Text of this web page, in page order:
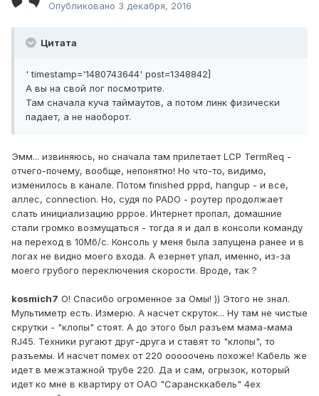
Опубликовано 3 декабря, 2016
Цитата
' timestamp='1480743644' post=1348842]
А вы на свой лог посмотрите.
Там сначала куча таймаутов, а потом линк физически
падает, а не наоборот.
Эмм... извиняюсь, но сначала там прилетает LCP TermReq -
отчего-почему, вообще, непонятно! Но что-то, видимо,
изменилось в канале. Потом finished pppd, hangup - и все,
аллес, connection. Но, судя по PADO - роутер продолжает
слать инициализацию pppoe. Интернет пропал, домашние
стали громко возмущаться - тогда я и дал в консоли команду
на переход в 10Мб/с. Консоль у меня была запущена ранее и в
логах не видно моего входа. А езернет упал, именно, из-за
моего грубого переключения скорости. Вроде, так ?
kosmich7 О! Спасибо огроменное за Омы! )) Этого не знал.
Мультиметр есть. Измерю. А насчет скруток... Ну там не чистые
скрутки - "клопы" стоят. А до этого был разъем мама-мама
RJ45. Техники ругают друг-друга и ставят то "клопы", то
разъемы. И насчет помех от 220 ооооочень похоже! Кабель же
идет в межэтажной трубе 220. Да и сам, огрызок, который
идет ко мне в квартиру от ОАО "Сарансккабель" 4ех